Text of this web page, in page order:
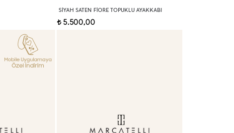
SIYAH SATEN FIORE TOPUKLU AYAKKABI
t5.500,00